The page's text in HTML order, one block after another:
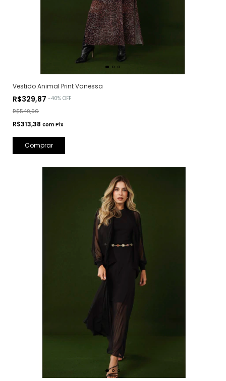
Vestido Animal Print Vanessa
R$329,87 -40% OFF
R$549,90
R$313,38 comPix
Comprar